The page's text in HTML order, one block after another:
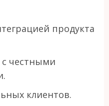
продукта
честными
клиентов.